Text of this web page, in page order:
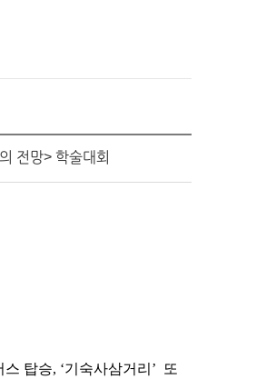
전망> 학술대회
탑승, ‘기숙사삼거리’ 또